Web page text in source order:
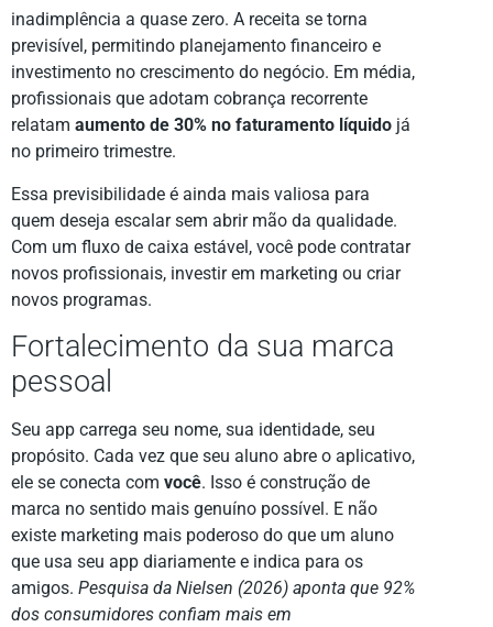
inadimplência a quase zero. A receita se torna
previsível, permitindo planejamento financeiro e
investimento no crescimento do negócio. Em média,
profissionais que adotam cobrança recorrente
relatam aumento de 30% no faturamento líquido já
no primeiro trimestre.
Essa previsibilidade é ainda mais valiosa para
quem deseja escalar sem abrir mão da qualidade.
Com um fluxo de caixa estável, você pode contratar
novos profissionais, investir em marketing ou criar
novos programas.
Fortalecimento da sua marca
pessoal
Seu app carrega seu nome, sua identidade, seu
propósito. Cada vez que seu aluno abre o aplicativo,
ele se conecta com você. Isso é construção de
marca no sentido mais genuíno possível. E não
existe marketing mais poderoso do que um aluno
que usa seu app diariamente e indica para os
amigos. Pesquisa da Nielsen (2026) aponta que 92%
dos consumidores confiam mais em